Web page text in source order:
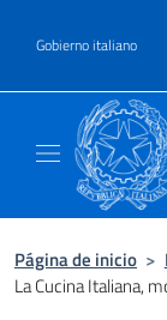
Gobierno italiano
Página de inicio >
La Cucina Italiana,